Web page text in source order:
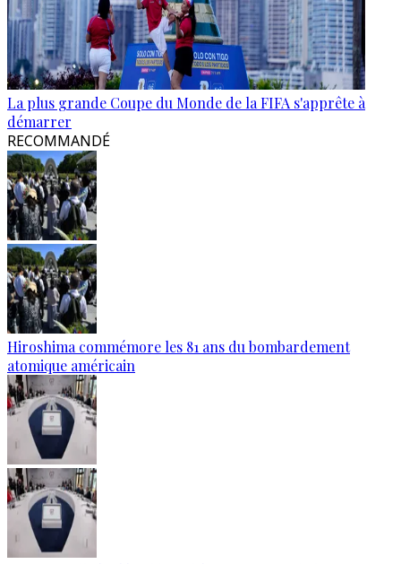
La plus grande Coupe du Monde de la FIFA s'apprête à
démarrer
RECOMMANDÉ
Hiroshima commémore les 81 ans du bombardement
atomique américain